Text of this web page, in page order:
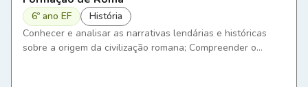
6º ano EF
História
Conhecer e analisar as narrativas lendárias e históricas
sobre a origem da civilização romana; Compreender o